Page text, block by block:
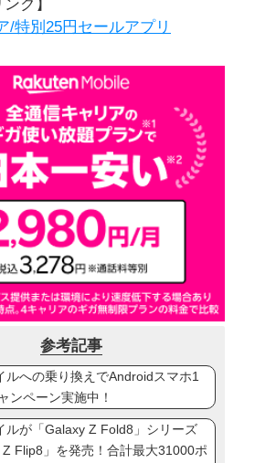
ク】
/特別25円セールアプリ
参考記事
ルへの乗り換えでAndroidスマホ1
ンペーン実施中！
ルが「Galaxy Z Fold8」シリーズ
Z Flip8」を発売！合計最大31000ポ